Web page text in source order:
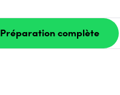
Préparation complète